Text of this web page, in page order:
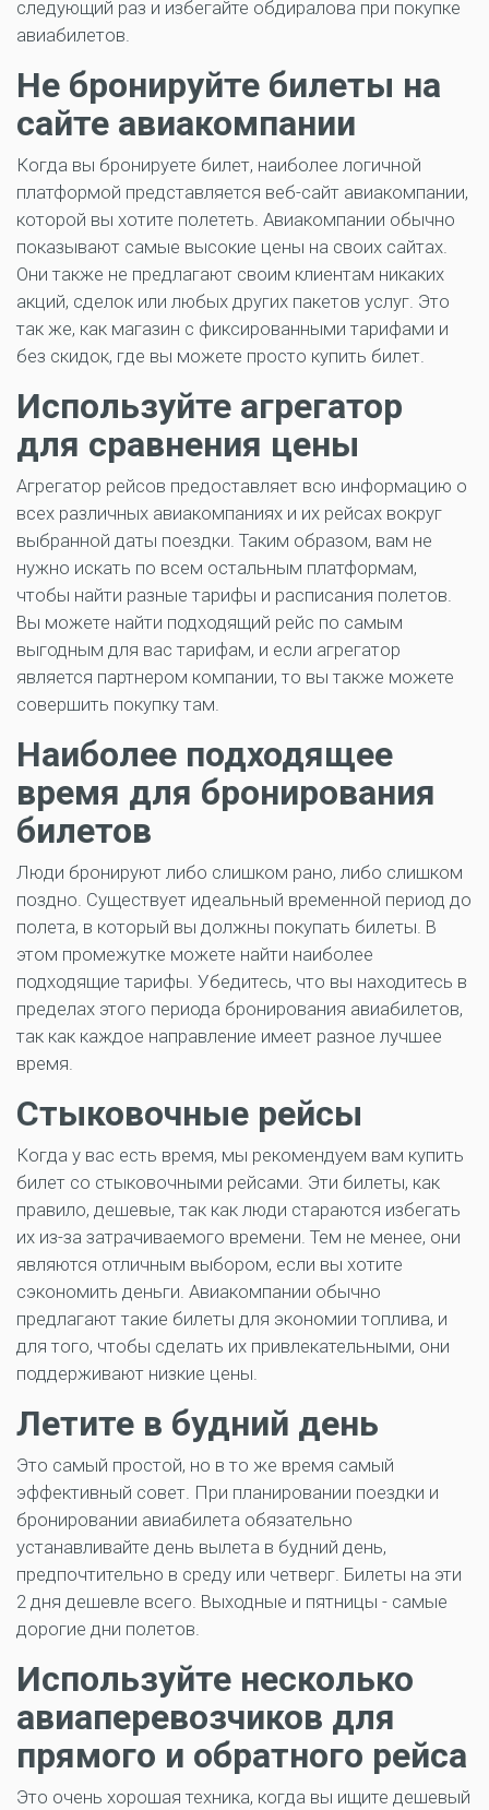
следующий раз и избегайте обдиралова при покупке
авиабилетов.
Не бронируйте билеты на
сайте авиакомпании
Когда вы бронируете билет, наиболее логичной
платформой представляется веб-сайт авиакомпании,
которой вы хотите полететь. Авиакомпании обычно
показывают самые высокие цены на своих сайтах.
Они также не предлагают своим клиентам никаких
акций, сделок или любых других пакетов услуг. Это
так же, как магазин с фиксированными тарифами и
без скидок, где вы можете просто купить билет.
Используйте агрегатор
для сравнения цены
Агрегатор рейсов предоставляет всю информацию о
всех различных авиакомпаниях и их рейсах вокруг
выбранной даты поездки. Таким образом, вам не
нужно искать по всем остальным платформам,
чтобы найти разные тарифы и расписания полетов.
Вы можете найти подходящий рейс по самым
выгодным для вас тарифам, и если агрегатор
является партнером компании, то вы также можете
совершить покупку там.
Наиболее подходящее
время для бронирования
билетов
Люди бронируют либо слишком рано, либо слишком
поздно. Существует идеальный временной период до
полета, в который вы должны покупать билеты. В
этом промежутке можете найти наиболее
подходящие тарифы. Убедитесь, что вы находитесь в
пределах этого периода бронирования авиабилетов,
так как каждое направление имеет разное лучшее
время.
Стыковочные рейсы
Когда у вас есть время, мы рекомендуем вам купить
билет со стыковочными рейсами. Эти билеты, как
правило, дешевые, так как люди стараются избегать
их из-за затрачиваемого времени. Тем не менее, они
являются отличным выбором, если вы хотите
сэкономить деньги. Авиакомпании обычно
предлагают такие билеты для экономии топлива, и
для того, чтобы сделать их привлекательными, они
поддерживают низкие цены.
Летите в будний день
Это самый простой, но в то же время самый
эффективный совет. При планировании поездки и
бронировании авиабилета обязательно
устанавливайте день вылета в будний день,
предпочтительно в среду или четверг. Билеты на эти
2 дня дешевле всего. Выходные и пятницы - самые
дорогие дни полетов.
Используйте несколько
авиаперевозчиков для
прямого и обратного рейса
Это очень хорошая техника, когда вы ищите дешевый